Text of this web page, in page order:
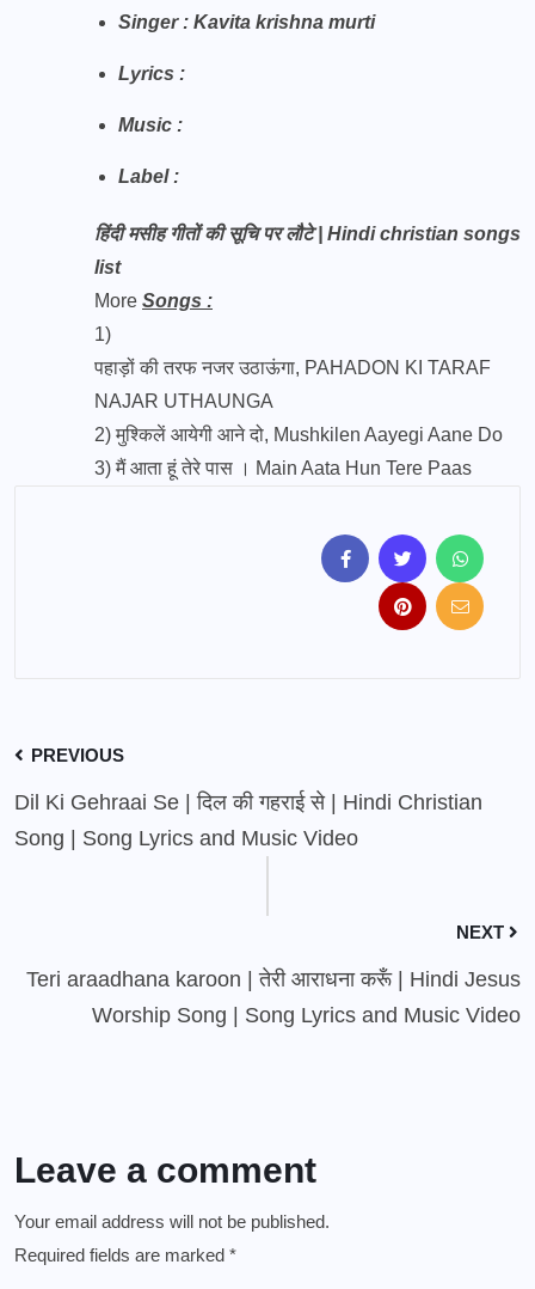
Singer : Kavita krishna murti
Lyrics :
Music :
Label :
हिंदी मसीह गीतों की सूचि पर लौटे | Hindi christian songs
list
More Songs :
1)
पहाड़ों की तरफ नजर उठाऊंगा, PAHADON KI TARAF
NAJAR UTHAUNGA
2)मुश्किलें आयेगी आने दो, Mushkilen Aayegi Aane Do
3)मैं आता हूं तेरे पास । Main Aata Hun Tere Paas
PREVIOUS
Dil Ki Gehraai Se | दिल की गहराई से | Hindi Christian
Song | Song Lyrics and Music Video
NEXT
Teri araadhana karoon | तेरी आराधना करूँ | Hindi Jesus
Worship Song | Song Lyrics and Music Video
Leave a comment
Your email address will not be published.
Required fields are marked *